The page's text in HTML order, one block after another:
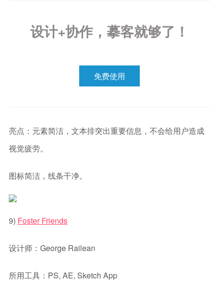
设计+协作，摹客就够了！
免费使用
亮点：元素简洁，文本排突出重要信息，不会给用户造成
视觉疲劳。
图标简洁，线条干净。
9) Foster Friends
设计师：George Railean
所用工具：PS, AE, Sketch App